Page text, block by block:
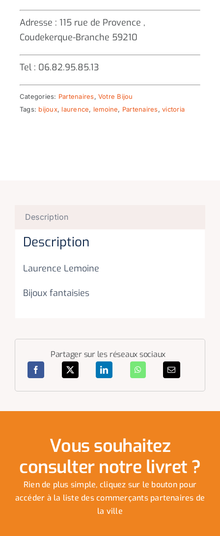
Adresse : 115 rue de Provence ,
Coudekerque-Branche 59210
Tel : 06.82.95.85.13
Categories: Partenaires, Votre Bijou
Tags: bijoux, laurence, lemoine, Partenaires,victoria
Description
Description
Laurence Lemoine
Bijoux fantaisies
Partager sur les réseaux sociaux
Vous souhaitez
consulter notre livret ?
Rien de plus simple, cliquez sur le bouton pour
accéder à la liste des commerçants partenaires de
la ville